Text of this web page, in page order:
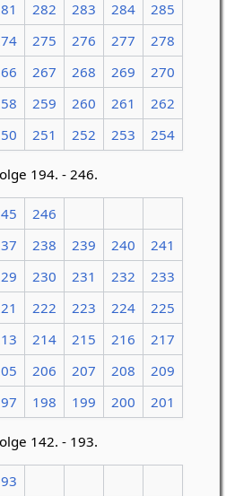
282 283 284
285
275 276 277
278
267 268 269
270
259 260 261
262
251 252 253 254
194. - 246.
246
238 239 240
241
230 231 232
233
222 223 224
225
214 215 216
217
206 207 208
209
198 199 200 201
142. - 193.